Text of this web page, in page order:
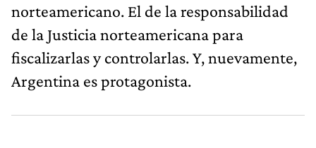
norteamericano. El de la responsabilidad
de la Justicia norteamericana para
fiscalizarlas y controlarlas. Y, nuevamente,
Argentina es protagonista.